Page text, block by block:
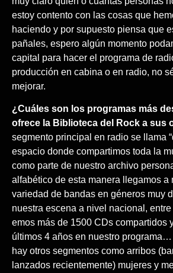
estoy contento con las cosas que
haciendo y por supuesto piensa que
pañales, espero algún momento
capital para hacer el programa de
producción en cabina o en radio, no
mejorar.
¿Cuáles son los programas más
ofrece la Biblioteca del Rock a sus
segmento principal en radio se llama
espacio donde compartimos toda la
como parte de nuestro archivo
alfabético de esta manera llegamos a
variedad de bandas en géneros muy
nuestra escena a nivel nacional,
emos más de 1500 CDs compartidos
últimos 4 años en nuestro
hay otros segmentos como arribos
lanzados recientemente) mujeres y